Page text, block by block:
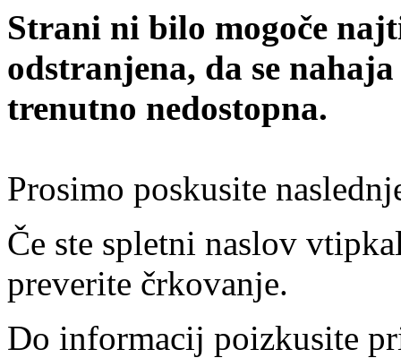
Strani ni bilo mogoče
odstranjena, da se
trenutno nedostopna.
Prosimo poskusite
Če ste spletni naslov
preverite črkovanje.
Do informacij poizkusite